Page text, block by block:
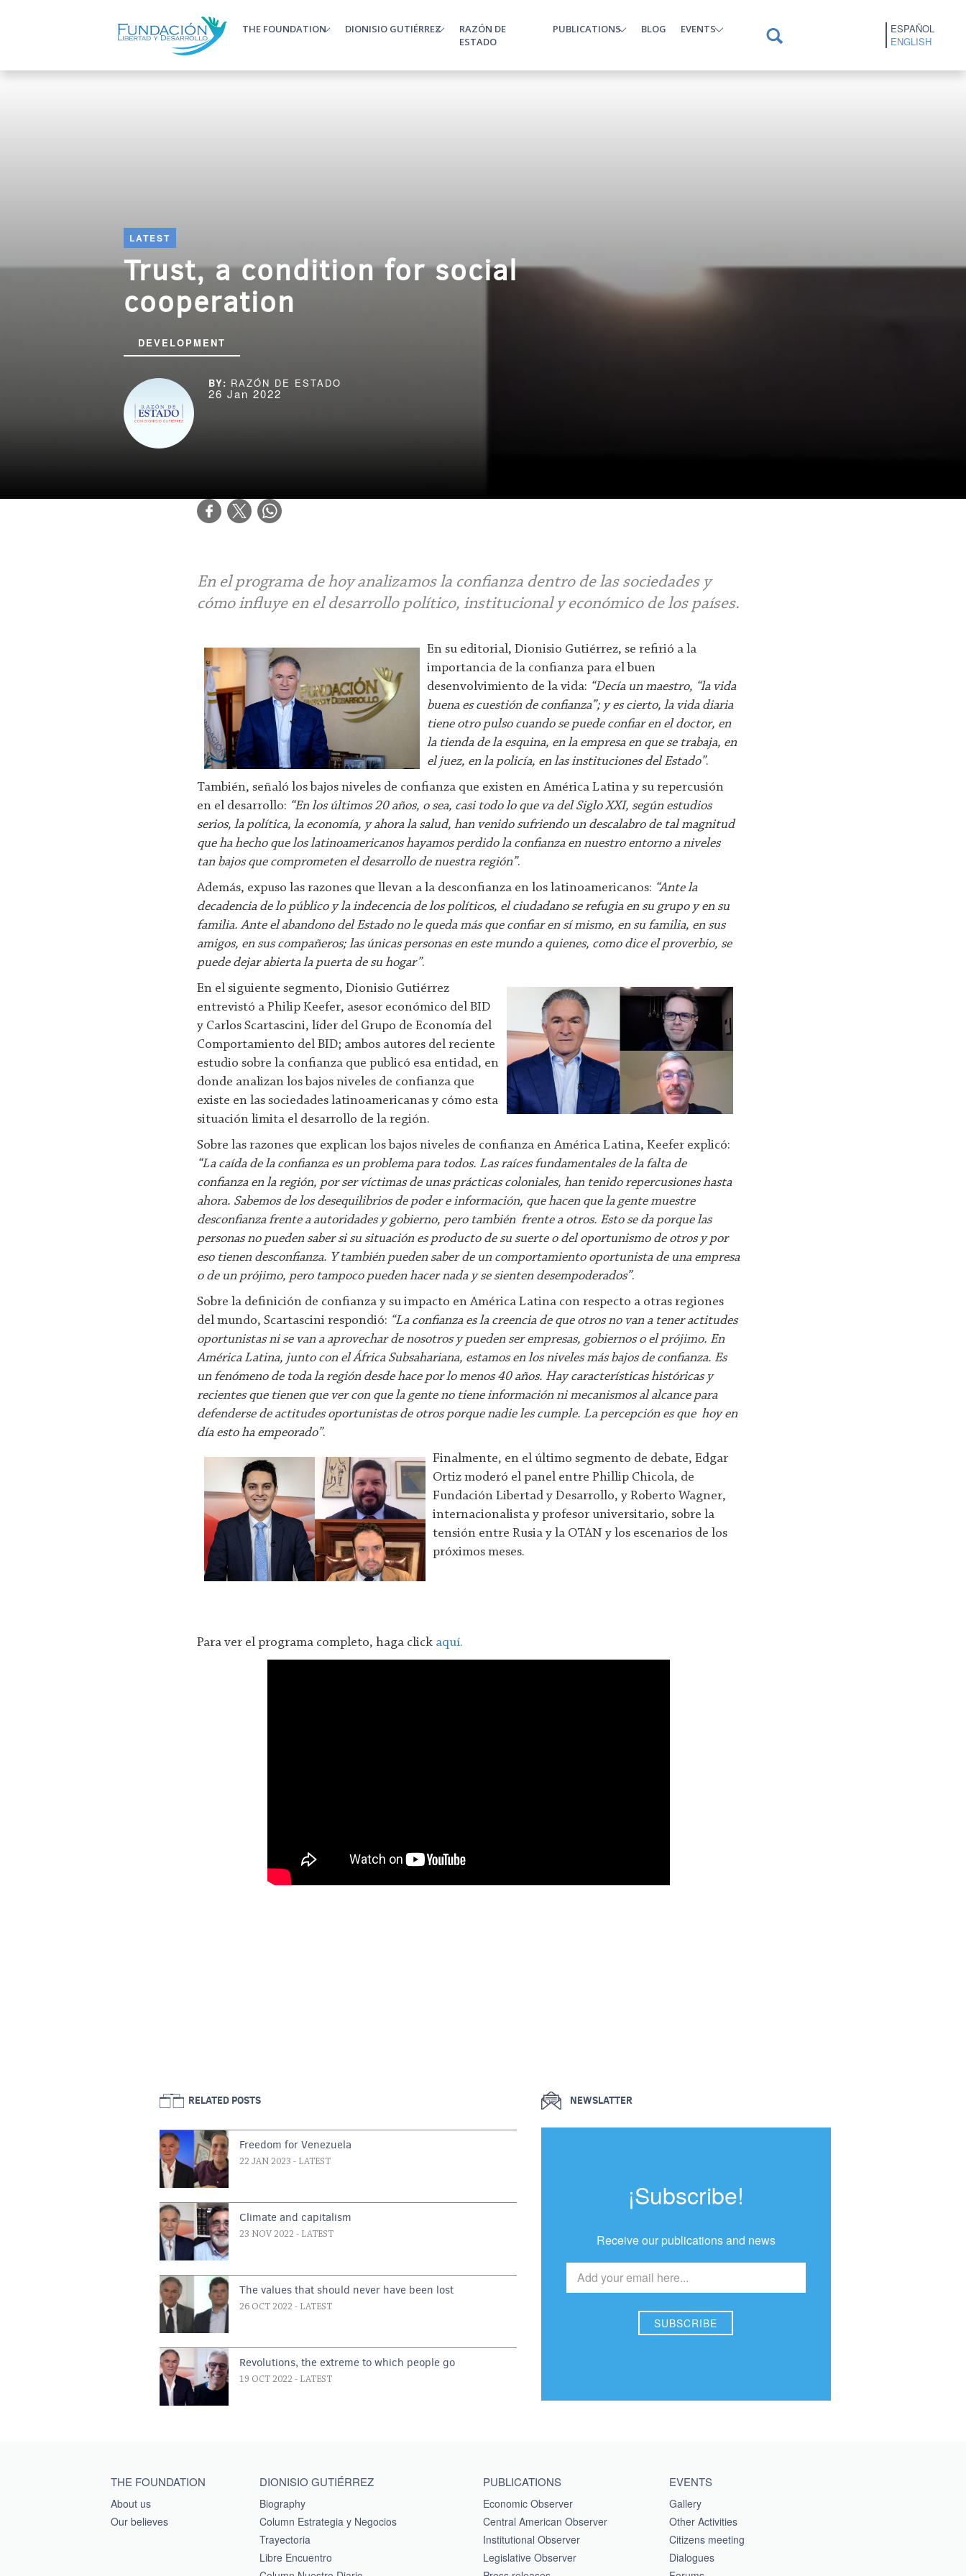
THE FOUNDATION DIONISIO GUTIÉRREZ
RAZÓN DE
ESTADO
PUBLICATIONS BLOG EVENTS
ESPAÑOL
ENGLISH
LATEST
Trust, a condition for social
cooperation
DEVELOPMENT
RAZÓN DE ESTADO
26 Jan 2022
En el programa de hoy analizamos la confianza dentro de las sociedades y
cómo influye en el desarrollo político, institucional y económico de los países.
En su editorial, Dionisio Gutiérrez, se refirió a la
importancia de la confianza para el buen
desenvolvimiento de la vida: “Decía un maestro, “la vida
buena es cuestión de confianza”; y es cierto, la vida diaria
tiene otro pulso cuando se puede confiar en el doctor, en
la tienda de la esquina, en la empresa en que se trabaja, en
el juez, en la policía, en las instituciones del Estado”.
También, señaló los bajos niveles de confianza que existen en América Latina y su repercusión
en el desarrollo: “En los últimos 20 años, o sea, casi todo lo que va del Siglo XXI, según estudios
serios, la política, la economía, y ahora la salud, han venido sufriendo un descalabro de tal magnitud
que ha hecho que los latinoamericanos hayamos perdido la confianza en nuestro entorno a niveles
tan bajos que comprometen el desarrollo de nuestra región”.
Además, expuso las razones que llevan a la desconfianza en los latinoamericanos: “Ante la
decadencia de lo público y la indecencia de los políticos, el ciudadano se refugia en su grupo y en su
familia. Ante el abandono del Estado no le queda más que confiar en sí mismo, en su familia, en sus
amigos, en sus compañeros; las únicas personas en este mundo a quienes, como dice el proverbio, se
puede dejar abierta la puerta de su hogar”.
En el siguiente segmento, Dionisio Gutiérrez
entrevistó a Philip Keefer, asesor económico del BID
y Carlos Scartascini, líder del Grupo de Economía del
Comportamiento del BID; ambos autores del reciente
estudio sobre la confianza que publicó esa entidad, en
donde analizan los bajos niveles de confianza que
existe en las sociedades latinoamericanas y cómo esta
situación limita el desarrollo de la región.
Sobre las razones que explican los bajos niveles de confianza en América Latina, Keefer explicó:
“La caída de la confianza es un problema para todos. Las raíces fundamentales de la falta de
confianza en la región, por ser víctimas de unas prácticas coloniales, han tenido repercusiones hasta
ahora. Sabemos de los desequilibrios de poder e información, que hacen que la gente muestre
desconfianza frente a autoridades y gobierno, pero también frente a otros. Esto se da porque las
personas no pueden saber si su situación es producto de su suerte o del oportunismo de otros y por
eso tienen desconfianza. Y también pueden saber de un comportamiento oportunista de una empresa
o de un prójimo, pero tampoco pueden hacer nada y se sienten desempoderados”.
Sobre la definición de confianza y su impacto en América Latina con respecto a otras regiones
del mundo, Scartascini respondió: “La confianza es la creencia de que otros no van a tener actitudes
oportunistas ni se van a aprovechar de nosotros y pueden ser empresas, gobiernos o el prójimo. En
América Latina, junto con el África Subsahariana, estamos en los niveles más bajos de confianza. Es
un fenómeno de toda la región desde hace por lo menos 40 años. Hay características históricas y
recientes que tienen que ver con que la gente no tiene información ni mecanismos al alcance para
defenderse de actitudes oportunistas de otros porque nadie les cumple. La percepción es que hoy en
día esto ha empeorado”.
Finalmente, en el último segmento de debate, Edgar
Ortiz moderó el panel entre Phillip Chicola, de
Fundación Libertad y Desarrollo, y Roberto Wagner,
internacionalista y profesor universitario, sobre la
tensión entre Rusia y la OTAN y los escenarios de los
próximos meses.
Para ver el programa completo, haga click aquí.
RELATED POSTS
Freedom for Venezuela
22 JAN 2023 - LATEST
Climate and capitalism
23 NOV 2022 - LATEST
The values that should never have been lost
26 OCT 2022 - LATEST
Revolutions, the extreme to which people go
19 OCT 2022 - LATEST
NEWSLATTER
¡Subscribe!
Receive our publications and news
Main menu footer
THE FOUNDATION
About us
Our believes
DIONISIO GUTIÉRREZ
Biography
Column Estrategia y Negocios
Trayectoria
Libre Encuentro
PUBLICATIONS
Economic Observer
Central American Observer
Institutional Observer
Legislative Observer
EVENTS
Gallery
Other Activities
Citizens meeting
Dialogues